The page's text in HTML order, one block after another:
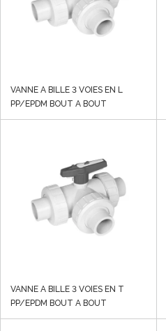
VANNE A BILLE 3 VOIES EN L
PP/EPDM BOUT A BOUT
VANNE A BILLE 3 VOIES EN T
PP/EPDM BOUT A BOUT